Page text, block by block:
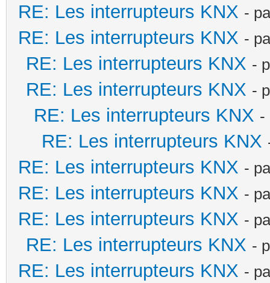
RE: Les interrupteurs KNX -
RE: Les interrupteurs KNX -
RE: Les interrupteurs KNX -
RE: Les interrupteurs KNX -
RE: Les interrupteurs KNX -
RE: Les interrupteurs KNX
RE: Les interrupteurs KNX -
RE: Les interrupteurs KNX -
RE: Les interrupteurs KNX -
RE: Les interrupteurs KNX -
RE: Les interrupteurs KNX -